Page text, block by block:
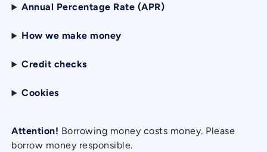
Annual Percentage Rate (APR)
How we make money
Credit checks
Cookies
Attention! Borrowing money costs money. Please
borrow money responsible.